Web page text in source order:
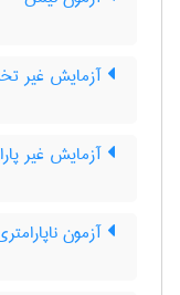
آزمایش غیر
آزمایش غیر
آزمون